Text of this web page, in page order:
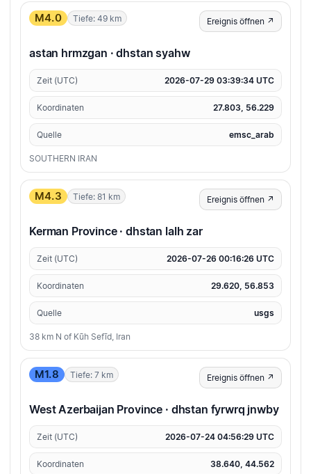
M4.0 Tiefe: 49 km Ereignis öffnen ↗
astan hrmzgan · dhstan syahw
Zeit (UTC) 2026-07-29 03:39:34 UTC
Koordinaten 27.803, 56.229
Quelle emsc_arab
SOUTHERN IRAN
M4.3 Tiefe: 81 km Ereignis öffnen ↗
Kerman Province · dhstan lalh zar
Zeit (UTC) 2026-07-26 00:16:26 UTC
Koordinaten 29.620, 56.853
Quelle usgs
38 km N of Kūh Sefīd, Iran
M1.8 Tiefe: 7 km Ereignis öffnen ↗
West Azerbaijan Province · dhstan fyrwrq jnwby
Zeit (UTC) 2026-07-24 04:56:29 UTC
Koordinaten 38.640, 44.562